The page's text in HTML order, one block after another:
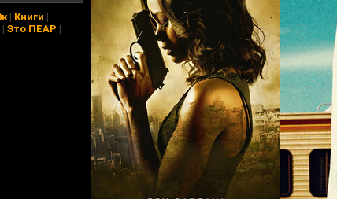
| Книги |
| Это ПЕАР |